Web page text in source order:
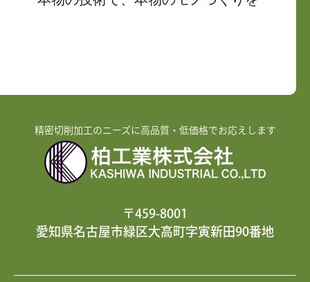
精密切削加工のニーズに高品質・低価格でお応えします
〒459-8001
愛知県名古屋市緑区大高町字寅新田90番地